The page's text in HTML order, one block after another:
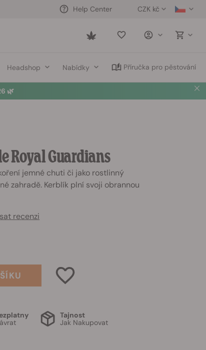
CZK kč
Help Center
Saved
Headshop Nabídky Příručka pro pěstování
🌿
Royal Guardians
jemné chuti či jako rostlinný
zahradě. Kerblík plní svoji obrannou
recenzi
Tajnost
Jak Nakupovat